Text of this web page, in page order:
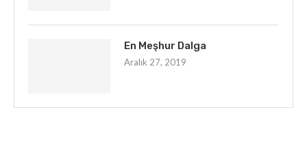
En Meşhur Dalga
Aralık 27, 2019